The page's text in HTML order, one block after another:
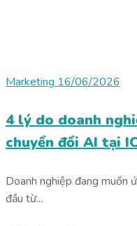
Marketing 16/06/2026
4 lý do doanh
chuyển đổi AI tại
Doanh nghiệp đang muốn
đầu từ...